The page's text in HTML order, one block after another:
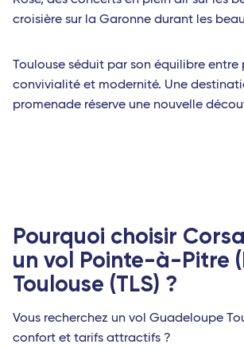
croisière sur la Garonne durant les
Toulouse séduit par son équilibre entre
convivialité et modernité. Une
promenade réserve une nouvelle
Pourquoi choisir
un vol Pointe-à-Pitre
Toulouse (TLS) ?
Vous recherchez un vol Guadeloupe
confort et tarifs attractifs ?